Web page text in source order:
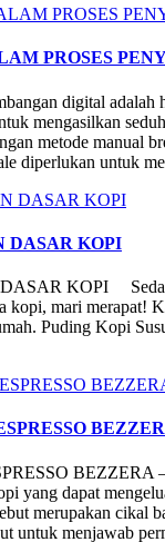
PROSES
digital
mengasilkan
metode manual
diperlukan untuk
DASAR KOPI
KOPI Sedang
kopi, mari merapat!
Puding Kopi
yang dapat
merupakan cikal
untuk menjawab